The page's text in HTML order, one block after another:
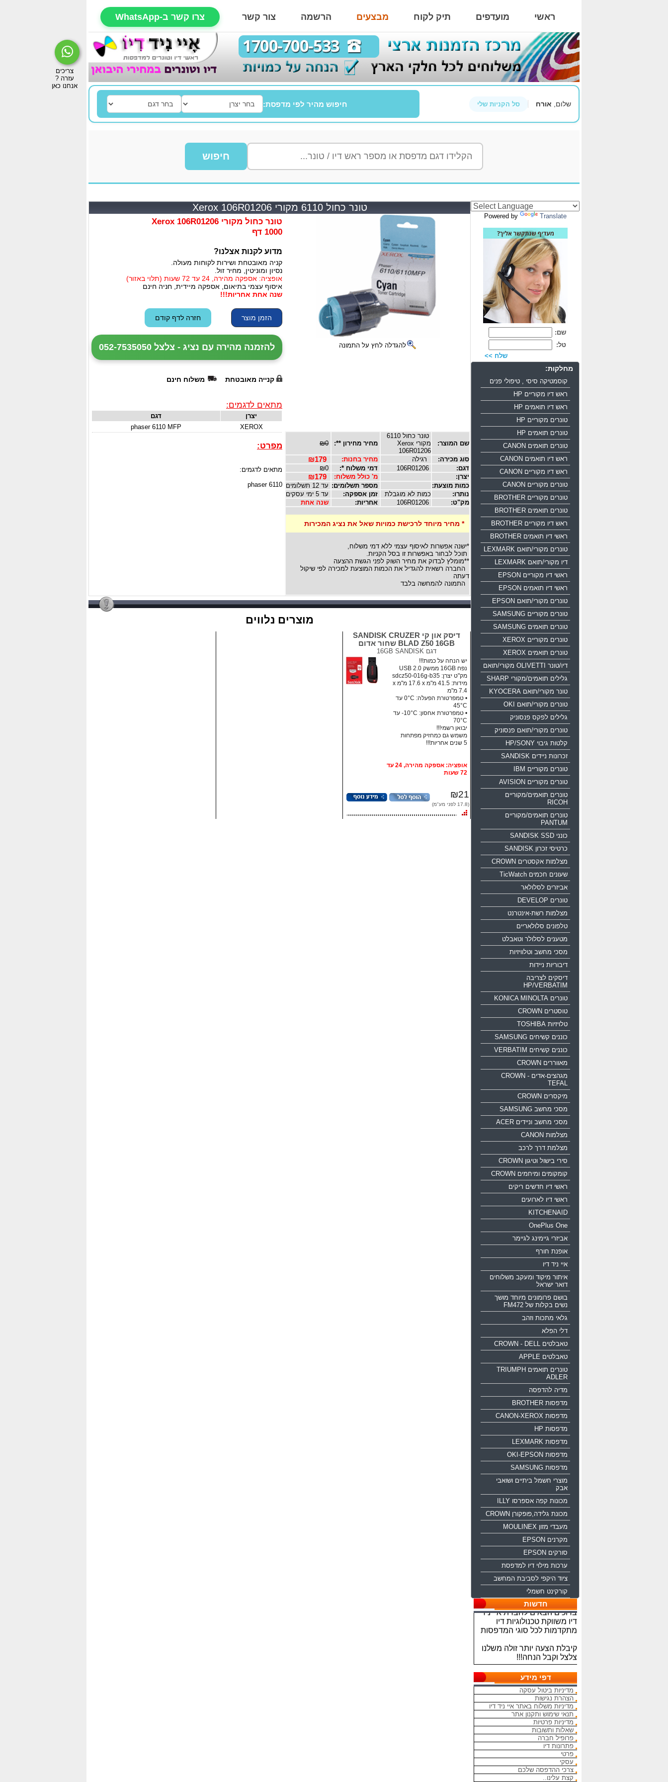
ראשי מועדפים תיק לקוח מבצעים הרשמה צור קשר צרו קשר ב-WhatsApp
שלום, אורח סל הקניות שלי חיפוש מהיר לפי מדפסת:
חיפוש
טונר כחול 6110 מקורי Xerox 106R01206
להגדלה לחץ על התמונה
שם המוצר:
טונר כחול 6110
מקורי Xerox
106R01206
מחיר מחירון **: ₪0
סוג מכירה: רגילה מחיר בחנות:
דגם: דמי משלוח *:
יצרן:
מ' כולל משלוח:
כמות מוצעת: מספר תשלומים: עד 12 תשלומים
נותרו:
כמות לא מוגבלת זמן אספקה:
עד 5 ימי עסקים
מק"ט:
אחריות: שנה אחת
* מחיר מיוחד לרכישת כמויות שאל את נציג המכירות
*ישנה אפשרות לאיסוף עצמי ללא דמי משלוח,
תוכל לבחור באפשרות זו בסל הקניות.
**מומלץ לבדוק את מחיר השוק לפני הגשת ההצעה
החברה רשאית להגדיל את הכמות המוצעת למכירה לפי שיקול
דעתה
התמונה להמחשה בלבד
טונר כחול מקורי Xerox 106R01206
1000 דף
מדוע לקנות אצלנו?
קניה מאובטחת ושירות לקוחות מעולה.
נסיון ומוניטין, מחיר זול.
אופציה: אספקה מהירה, 24 עד 72 שעות (תלוי באזור)
איסוף עצמי בתיאום, אספקה מיידית, חניה חינם
שנה אחת אחריות!!!
להזמנה מהירה עם נציג - צלצל 052-7535050
קנייה מאובטחת משלוח חינם
מתאים לדגמים:
יצרן
דגם
XEROX
phaser 6110 MFP
מפרט:
מתאים לדגמים:
phaser 6110
מוצרים נלווים
דיסק און קי SANDISK CRUZER
BLAD Z50 16GB שחור אדום
דגם 16GB SANDISK
יש הנחה על כמות!!!
נפח 16GB ממשק USB 2.0
מק"ט יצרן: sdcz50-016g-b35
מידות: ‏41.5 מ"מ x ‏17.6 מ"מ x
• טמפרטורת הפעלה: ‏0°C עד
45°C
• טמפרטורת אחסון:‏ 10°C- עד
70°C
יבואן רשמי!!!
משמש גם כמחזיק מפתחות
5 שנים אחריות!!!
אופציה: אספקה מהירה, 24 עד
72 שעות
₪21
(17.8 לפני מע"מ)
Powered by Translate
שם:
טל:
שלח >>
מחלקות:
קוסמטיקה סיסי , טיפולי פנים
ראש דיו מקוריים HP
ראש דיו תואמים HP
טונרים מקוריים HP
טונרים תואמים HP
טונרים תואמים CANON
ראש דיו תואמים CANON
ראש דיו מקוריים CANON
טונרים מקוריים CANON
טונרים מקוריים BROTHER
טונרים תואמים BROTHER
ראש דיו מקוריים BROTHER
ראשי דיו תואמים BROTHER
טונרים מקורי/תואם LEXMARK
דיו מקורי/תואם LEXMARK
ראשי דיו מקוריים EPSON
ראשי דיו תואמים EPSON
טונרים מקורי/תואם EPSON
טונרים מקוריים SAMSUNG
טונרים תואמים SAMSUNG
טונרים מקוריים XEROX
טונרים תואמים XEROX
דיו/טונר OLIVETTI מקורי/תואם
גלילים תואמים/מקורי SHARP
טונר מקורי/תואם KYOCERA
טונרים מקורי/תואם OKI
גלילים לפקס פנסוניק
טונרים מקורי/תואם פנסוניק
קלטות גיבוי HP/SONY
זכרונות ניידים SANDISK
טונרים מקוריים IBM
טונרים מקוריים AVISION
טונרים תואמים/מקוריים
RICOH
טונרים תואמים/מקוריים
PANTUM
כונני SANDISK SSD
כרטיסי זכרון SANDISK
מצלמות אקסטרים CROWN
שעונים חכמים TicWatch
אביזרים לסלולאר
טונרים DEVELOP
מצלמות רשת-אינטרנט
טלפונים סלולאריים
מטענים לסלולר וטאבלט
מסכי מחשב וטלוויזיות
דיבוריות ניידות
דיסקים לצריבה
HP/VERBATIM
טונרים KONICA MINOLTA
טוסטרים CROWN
טלויזיות TOSHIBA
כוננים קשיחים SAMSUNG
כוננים קשיחים VERBATIM
מאווררים CROWN
מגהצים-אדים CROWN -
TEFAL
מיקסרים CROWN
מסכי מחשב SAMSUNG
מסכי מחשב וניידים ACER
מצלמות CANON
מצלמת דרך לרכב
סירי בישול וטיגון CROWN
קומקומים ומיחמים CROWN
ראשי דיו חדשים ריקים
ראשי דיו לארועים
KITCHENAID
OnePlus One
אביזרי גיימינג לגיימר
אופנת חורף
איי ניד דיו
איתור מיקוד ומעקב משלוחים
דואר ישראל
בושם פרומונים מיוחד מושך
נשים בקלות של FM472
גלאי מתכות וזהב
דלי הפלא
טאבלטים CROWN - DELL
טאבלטים APPLE
טונרים תואמים TRIUMPH
ADLER
מדיה להדפסה
מדפסות BROTHER
מדפסות CANON-XEROX
מדפסות HP
מדפסות LEXMARK
מדפסות OKI-EPSON
מדפסות SAMSUNG
מוצרי חשמל ביתיים ושואבי
אבק
מכונות קפה אספרסו ILLY
מכונת גלידה,פופקורן CROWN
מעבדי מזון MOULINEX
מקרנים EPSON
סורקים EPSON
ערכות מילוי דיו למדפסת
ציוד היקפי לסביבת המחשב
קורקינט חשמלי
חדשות
ברוכים הבאים לחברת איי ניד
דיו משווקת טכנולוגיות דיו
מתקדמות לכל סוגי המדפסות
צלצל וקבל הנחה!!!
מתחייבים להיות הכי זולים
בארץ בראשי הדיו והטונרים
התואמים, יש אפשרות למשלוח
מהיום להיום
המחירים באתר אינם סופיים,יש
הנחה על קניה כמותית פרטים
במרכז ההזמנות
מאמינים אך ורק ביחס אישי
הוגן ובהקשבה
ללקוחות.בזכותכם הצלחתנו
דפי מידע
מדיניות ביטול עסקה
הצהרת נגישות
מדיניות משלוח באתר איי ניד דיו
תנאי שימוש ותקנון אתר
מדיניות פרטיות
שאלות ותשובות
פרופיל חברה
פתרונות דיו
פרטי
עסקי
צרכי ההדפסה שלכם
קצת עלינו..